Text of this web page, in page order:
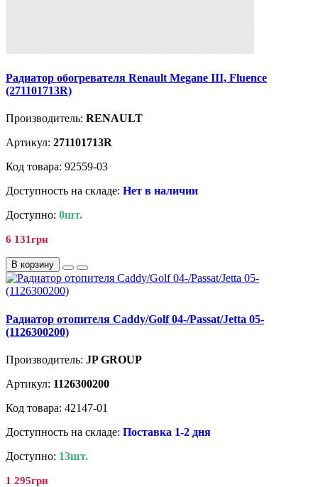
Радиатор обогревателя Renault Megane III, Fluence
(271101713R)
Производитель: RENAULT
Артикул: 271101713R
Код товара: 92559-03
Доступность на складе: Нет в наличии
Доступно: 0шт.
6 131грн
В корзину
Радиатор отопителя Caddy/Golf 04-/Passat/Jetta 05-
(1126300200)
Производитель: JP GROUP
Артикул: 1126300200
Код товара: 42147-01
Доступность на складе: Поставка 1-2 дня
Доступно: 13шт.
1 295грн